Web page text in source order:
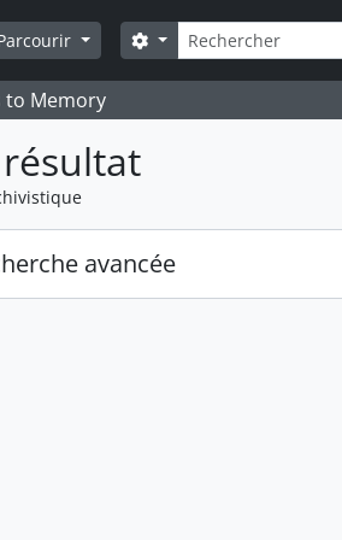
Rechercher
Search options
to Memory
avancée